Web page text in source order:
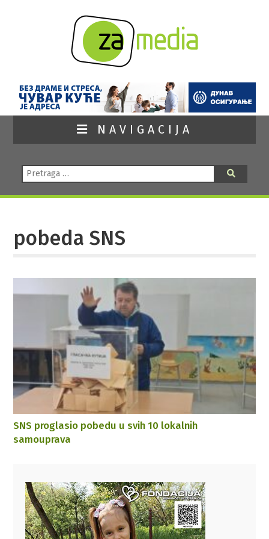
NAVIGACIJA
Pretraga:
pobeda SNS
SNS proglasio pobedu u svih 10 lokalnih
samouprava